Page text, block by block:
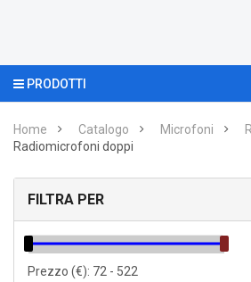
PRODOTTI
Home Catalogo Microfoni
Radiomicrofoni doppi
FILTRA PER
Prezzo (€): 72 - 522